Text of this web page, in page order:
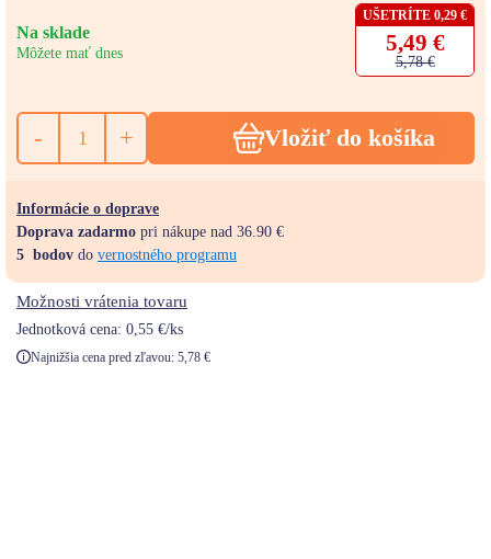
Na sklade
Môžete mať dnes
UŠETRÍTE 0,29 €
5,49 €
5,78 €
- + Vložiť do košíka
Informácie o doprave
Doprava zadarmo pri nákupe nad 36.90 €
5 bodov do vernostného programu
Jednotková cena: 0,55 €/ks
Najnižšia cena pred zľavou: 5,78 €
Možnosti vrátenia tovaru